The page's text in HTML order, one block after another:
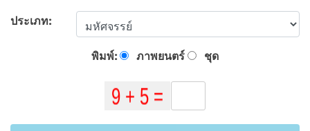
ประเภท:
พิมพ์: ภาพยนตร์ ชุด